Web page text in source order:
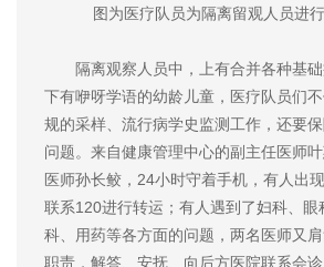
图为医疗队员为隔离留观人员进
隔离观察人员中，上有合并各种基础
下有咿呀学语的幼龄儿童，医疗队员们
规的采样、流行病学史监测工作，还要
问题。来自健康管理中心的副主任医师
医师孙长鲛，24小时守着手机，有人出
联系120进行转运；有人遇到了妇科、眼
科、用药等各方面的问题，两名医师又肩
职责，解答、安抚、向后方医院联系会